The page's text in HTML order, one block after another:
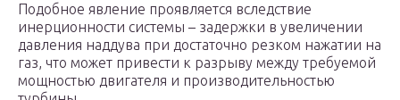
Подобное явление проявляется вследствие
инерционности системы – задержки в увеличении
давления наддува при достаточно резком нажатии на
газ, что может привести к разрыву между требуемой
мощностью двигателя и производительностью